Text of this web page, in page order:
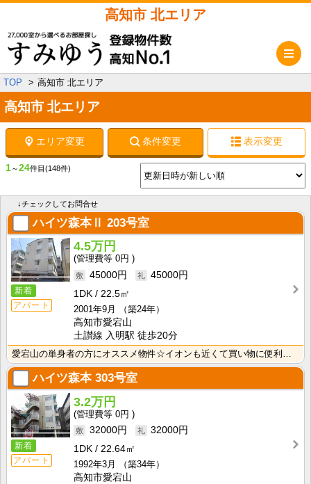
高知市 北エリア
TOP 高知市 北エリア
高知市 北エリア
エリア変更 条件変更 表示変更
1～24件目 (148件)
↓チェックしてお問合せ
ハイツ森本Ⅱ 203号室
新着
アパート
4.5万円
0円
45000円
45000円
1DK
22.5㎡
2001年9月
（築24年）
高知市愛宕山
土讃線 入明駅 徒歩20分
愛宕山の単身者の方にオススメ物件☆イオンも近くて買い物に便利です♪洗濯機室内！！洗面台もあります☆
ハイツ森本303号室
新着
アパート
3.2万円
0円
32000円
32000円
1DK
22.64㎡
1992年3月
（築34年）
高知市愛宕山